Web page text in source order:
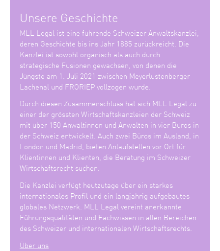
Unsere Geschichte
MLL Legal ist eine führende Schweizer Anwaltskanzlei,
deren Geschichte bis ins Jahr 1885 zurückreicht. Die
Kanzlei ist sowohl organisch als auch durch
strategische Fusionen gewachsen, von denen die
Jüngste am 1. Juli 2021 zwischen Meyerlustenberger
Lachenal und FRORIEP vollzogen wurde.
Durch diesen Zusammenschluss hat sich MLL Legal zu
einer der grössten Wirtschaftskanzleien der Schweiz
mit über 150 Anwältinnen und Anwälten in vier Büros in
der Schweiz entwickelt. Auch zwei Büros im Ausland, in
London und Madrid, bieten Anlaufstellen vor Ort für
Klientinnen und Klienten, die Beratung im Schweizer
Wirtschaftsrecht suchen.
Die Kanzlei verfügt heutzutage über ein starkes
internationales Profil und ein langjährig aufgebautes
globales Netzwerk. MLL Legal vereint anerkannte
Führungsqualitäten und Fachwissen in allen Bereichen
des Schweizer und internationalen Wirtschaftsrechts.
Über uns